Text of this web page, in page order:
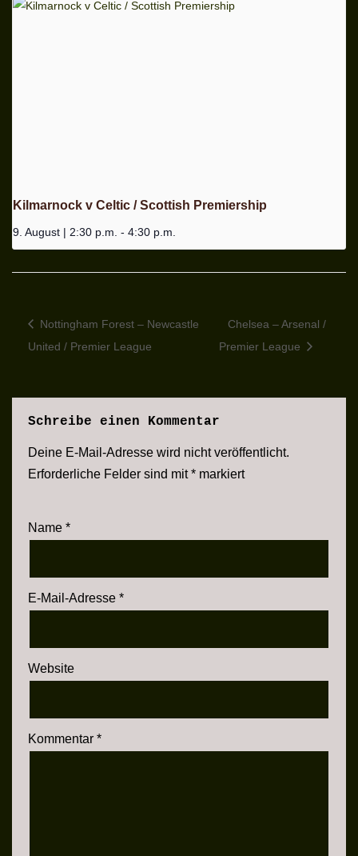
Kilmarnock v Celtic / Scottish Premiership
9. August | 2:30 p.m. - 4:30 p.m.
Nottingham Forest – Newcastle
United / Premier League
Chelsea – Arsenal /
Premier League
Schreibe einen Kommentar
Deine E-Mail-Adresse wird nicht veröffentlicht.
Erforderliche Felder sind mit* markiert
Name *
E-Mail-Adresse *
Website
Kommentar *